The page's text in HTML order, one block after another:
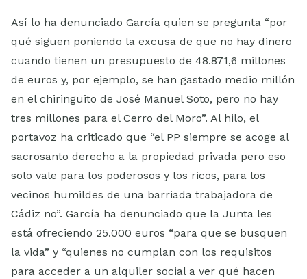
Así lo ha denunciado García quien se pregunta “por
qué siguen poniendo la excusa de que no hay dinero
cuando tienen un presupuesto de 48.871,6 millones
de euros y, por ejemplo, se han gastado medio millón
en el chiringuito de José Manuel Soto, pero no hay
tres millones para el Cerro del Moro”. Al hilo, el
portavoz ha criticado que “el PP siempre se acoge al
sacrosanto derecho a la propiedad privada pero eso
solo vale para los poderosos y los ricos, para los
vecinos humildes de una barriada trabajadora de
Cádiz no”. García ha denunciado que la Junta les
está ofreciendo 25.000 euros “para que se busquen
la vida” y “quienes no cumplan con los requisitos
para acceder a un alquiler social a ver qué hacen